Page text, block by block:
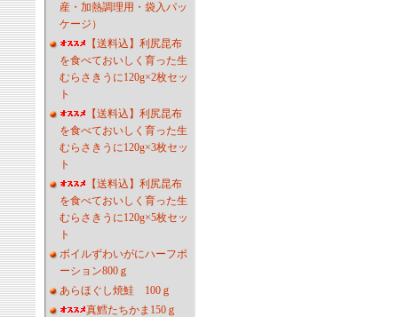
産・加熱調理用・袋入パッ
ケージ）
【送料込】利尻昆布
を食べておいしく育った生
むらさきうに120g×2枚セッ
ト
【送料込】利尻昆布
を食べておいしく育った生
むらさきうに120g×3枚セッ
ト
【送料込】利尻昆布
を食べておいしく育った生
むらさきうに120g×5枚セッ
ト
ボイルずわいがにハーフポ
ーション800ｇ
あらほぐし焼鮭 100ｇ
真鱈たちかま150ｇ